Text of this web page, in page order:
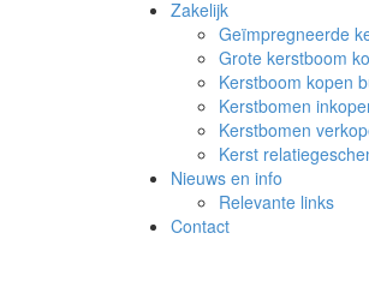
Zakelijk
Geïmpregneerde
Grote kerstboom
Kerstboom kopen
Kerstbomen
Kerstbomen
Kerst
Nieuws en info
Relevante links
Contact